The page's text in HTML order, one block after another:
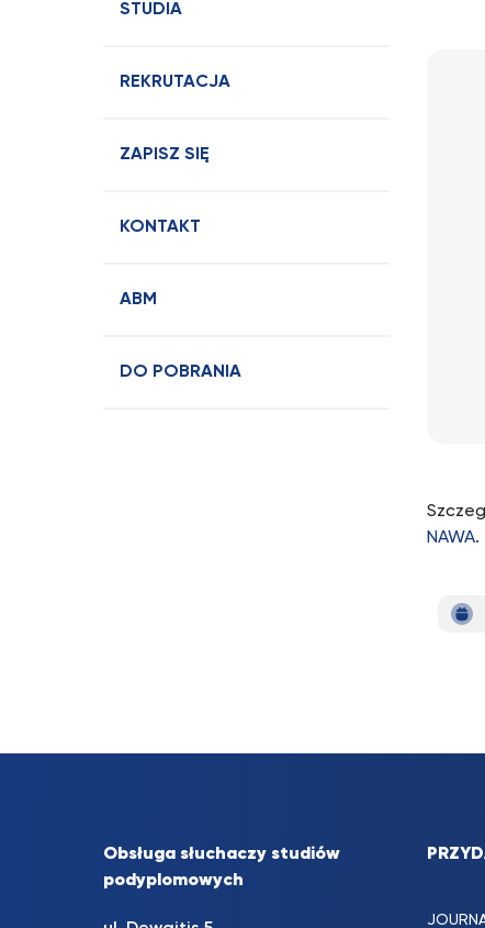
STUDIA
REKRUTACJA
ZAPISZ SIĘ
KONTAKT
ABM
DO POBRANIA
NAWA.
Obsługa słuchaczy studiów
podyplomowych